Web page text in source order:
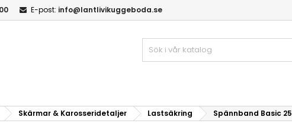
E-post: info@lantlivikuggeboda.se
Skärmar & Karosseridetaljer Lastsäkring Spännband Basic 25